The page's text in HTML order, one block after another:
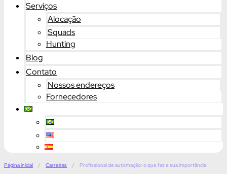
Serviços
Alocação
Squads
Hunting
Blog
Contato
Nossos endereços
Fornecedores
Página inicial / Carreiras / Profissional de automação: o que faz e sua importância